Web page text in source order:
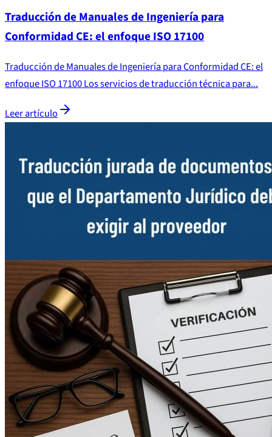
Traducción de Manuales de Ingeniería para
Conformidad CE: el enfoque ISO 17100
Traducción de Manuales de Ingeniería para Conformidad CE: el
enfoque ISO 17100 Los servicios de traducción técnica para...
Leer artículo